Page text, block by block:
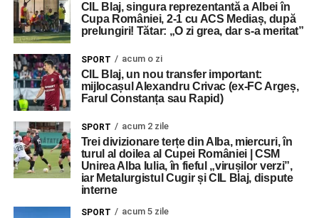
CIL Blaj, singura reprezentantă a Albei în
Cupa României, 2-1 cu ACS Mediaș, după
prelungiri! Tătar: „O zi grea, dar s-a meritat”
SPORT acum o zi
CIL Blaj, un nou transfer important:
mijlocașul Alexandru Crivac (ex-FC Argeș,
Farul Constanța sau Rapid)
SPORT acum 2 zile
Trei divizionare terțe din Alba, miercuri, în
turul al doilea al Cupei României | CSM
Unirea Alba Iulia, în fieful „virușilor verzi”,
iar Metalurgistul Cugir și CIL Blaj, dispute
interne
SPORT acum 5 zile